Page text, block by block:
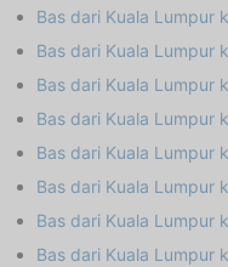
Bas dari Kuala Lumpur
Bas dari Kuala Lumpur
Bas dari Kuala Lumpur
Bas dari Kuala Lumpur
Bas dari Kuala Lumpur
Bas dari Kuala Lumpur
Bas dari Kuala Lumpur
Bas dari Kuala Lumpur